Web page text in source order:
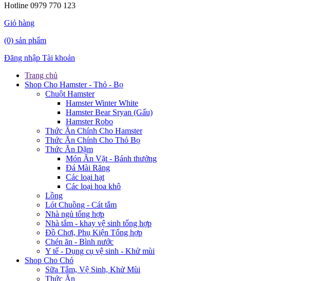
Hotline 0979 770 123
Giỏ hàng
(0) sản phẩm
Đăng nhập Tài khoản
Trang chủ
Shop Cho Hamster - Thỏ - Bọ
Chuột Hamster
Hamster Winter White
Hamster Bear Sryan (Gấu)
Hamster Robo
Thức Ăn Chính Cho Hamster
Thức Ăn Chính Cho Thỏ Bọ
Thức Ăn Dặm
Món Ăn Vặt - Bánh thưởng
Đá Mài Răng
Các loại hạt
Các loại hoa khô
Lồng
Lót Chuồng - Cát tắm
Nhà ngủ tổng hợp
Nhà tắm - khay vệ sinh tổng hợp
Đồ Chơi, Phụ Kiện Tổng hợp
Chén ăn - Bình nước
Y tế - Dụng cụ vệ sinh - Khử mùi
Shop Cho Chó
Sữa Tắm, Vệ Sinh, Khử Mùi
Thức Ăn